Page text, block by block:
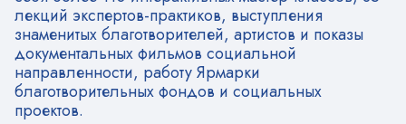
лекций экспертов-практиков, выступления
знаменитых благотворителей, артистов и показы
документальных фильмов социальной
направленности, работу Ярмарки
благотворительных фондов и социальных
проектов.